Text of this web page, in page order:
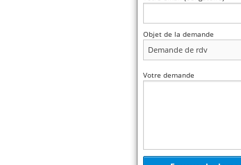
Objet de la demande
Votre demande